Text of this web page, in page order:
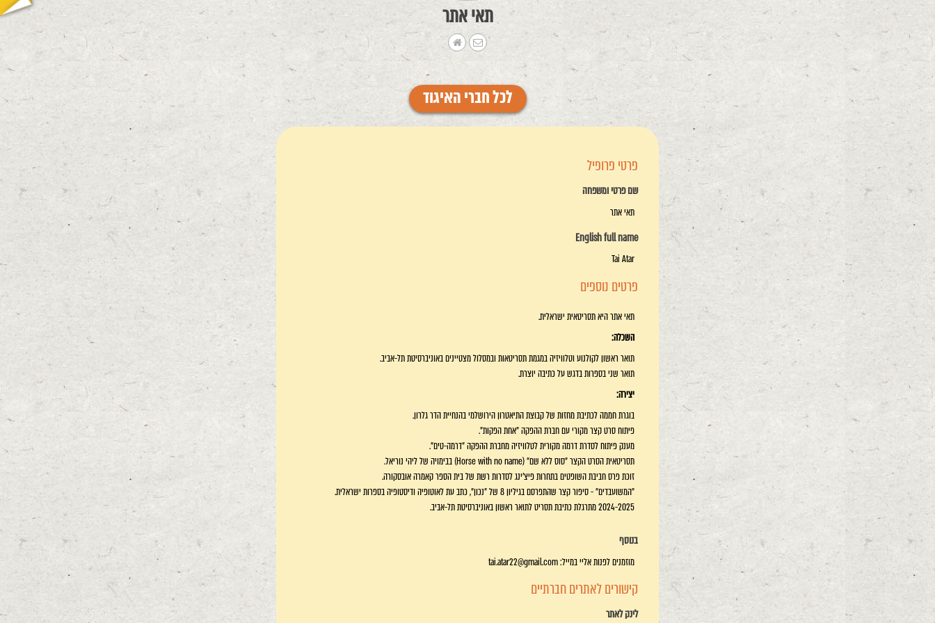
תאי אתר
לכל חברי האיגוד
פרטי פרופיל
שם פרטי ומשפחה
תאי אתר
English full name
Tai Atar
פרטים נוספים
תאי אתר היא תסריטאית ישראלית.
השכלה:
תואר ראשון לקולנוע וטלוויזיה במגמת תסריטאות ובמסלול מצטיינים באוניברסיטת תל-אביב.
תואר שני בספרות בדגש על כתיבה יוצרת.
יצירה:
בוגרת חממה לכתיבת מחזות של קבוצת התיאטרון הירושלמי בהנחיית הדר גלרון.
פיתוח סרט קצר מקורי עם חברת ההפקה "אחת הפקות".
מענק פיתוח לסדרת דרמה מקורית לטלוויזיה מחברת ההפקה "דרמה-טים".
תסריטאית הסרט הקצר "סוס ללא שם" (Horse with no name) בבימויה של ליהי נוריאל.
זוכת פרס חביבת השופטים בתחרות פיצ'ינג לסדרות רשת של בית הספר קאמרה אובסקורה.
"המשועבדים" - סיפור קצר שהתפרסם בגיליון 8 של "נכון", כתב עת לאוטופיה ודיסטופיה בספרות ישראלית.
2024-2025 מתרגלת כתיבת תסריט לתואר ראשון באוניברסיטת תל-אביב.
בנוסף
מוזמנים לפנות אליי במייל:tai.atar22@gmail.com
קישורים לאתרים חברתיים
לינק לאתר